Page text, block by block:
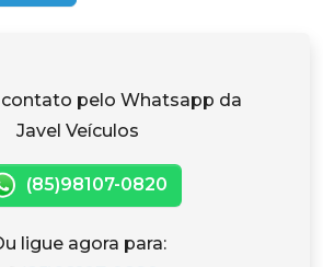
pelo Whatsapp da
Javel Veículos
(85)98107-0820
ligue agora para: